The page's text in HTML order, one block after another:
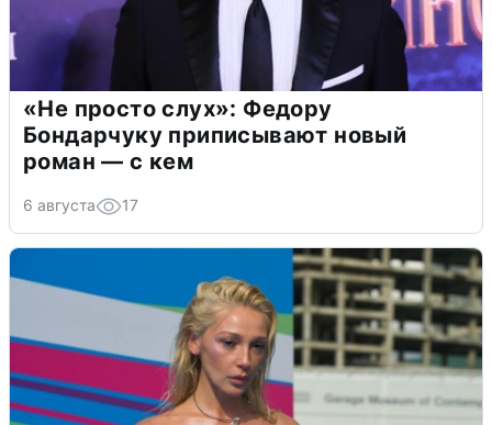
«Не просто слух»: Федору
Бондарчуку приписывают новый
роман — с кем
6 августа 17